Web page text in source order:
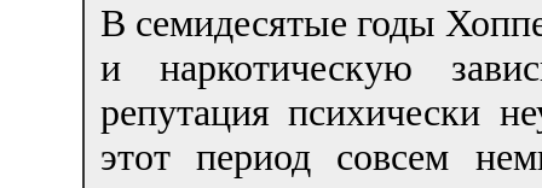
В семидесятые годы
и наркотическую
репутация психически
этот период совсем